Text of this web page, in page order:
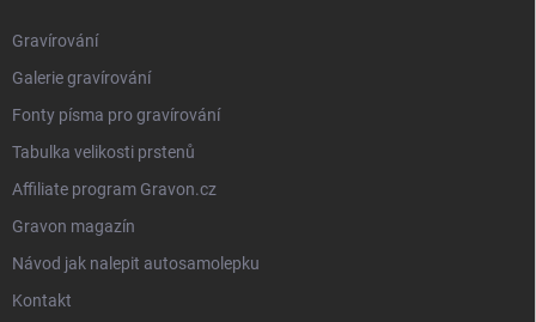
Gravírování
Galerie gravírování
Fonty písma pro gravírování
Tabulka velikosti prstenů
Affiliate program Gravon.cz
Gravon magazín
Návod jak nalepit autosamolepku
Kontakt